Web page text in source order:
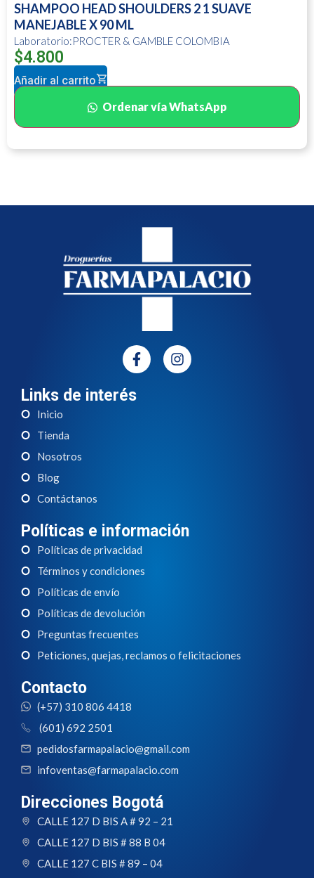
SHAMPOO HEAD SHOULDERS 2 1 SUAVE
MANEJABLE X 90 ML
Laboratorio:PROCTER & GAMBLE COLOMBIA
$4.800
Añadir al carrito
Ordenar vía WhatsApp
Links de interés
Inicio
Tienda
Nosotros
Blog
Contáctanos
Políticas e información
Políticas de privacidad
Términos y condiciones
Políticas de envío
Políticas de devolución
Preguntas frecuentes
Peticiones, quejas, reclamos o felicitaciones
Contacto
(+57) 310 806 4418
(601) 692 2501
pedidosfarmapalacio@gmail.com
infoventas@farmapalacio.com
Direcciones Bogotá
CALLE 127 D BIS A # 92 – 21
CALLE 127 D BIS # 88 B 04
CALLE 127 C BIS # 89 – 04